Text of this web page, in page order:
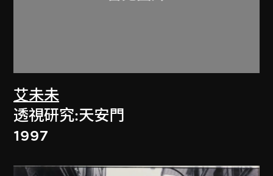
艾未未
透視研究:天安門
1997